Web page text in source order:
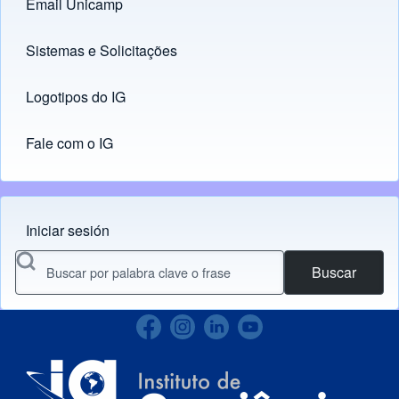
Links
Sistemas e Solicitações
(opens in new tab)
Logotipos do IG
(opens in new tab)
Fale com o IG
Menu do usuário
Iniciar sesión
Buscar